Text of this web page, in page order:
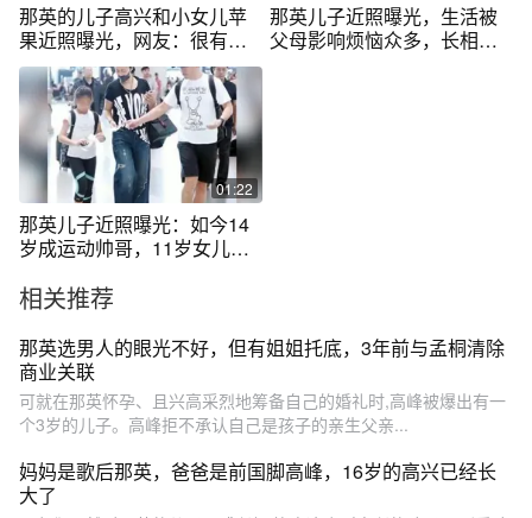
那英的儿子高兴和小女儿苹
果近照曝光，网友：很有明
星范
那英儿子近照曝光，生活被
父母影响烦恼众多，长相成
01:22
那英儿子近照曝光：如今14
岁成运动帅哥，11岁女儿拥
相关推荐
那英选男人的眼光不好，但有姐姐托底，3年前与孟桐清除
商业关联
可就在那英怀孕、且兴高采烈地筹备自己的婚礼时,高峰被爆出有一
个3岁的儿子。高峰拒不承认自己是孩子的亲生父亲...
妈妈是歌后那英，爸爸是前国脚高峰，16岁的高兴已经长
大了